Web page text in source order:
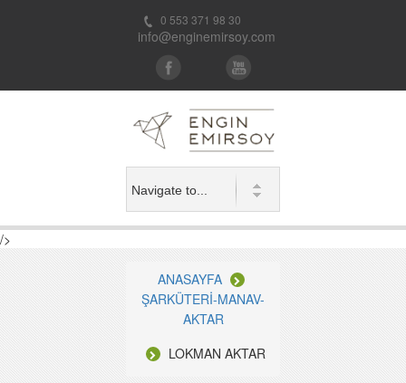
0 553 371 98 30
info@enginemirsoy.com
/>
ANASAYFA
ŞARKÜTERİ-MANAV-
AKTAR
LOKMAN AKTAR